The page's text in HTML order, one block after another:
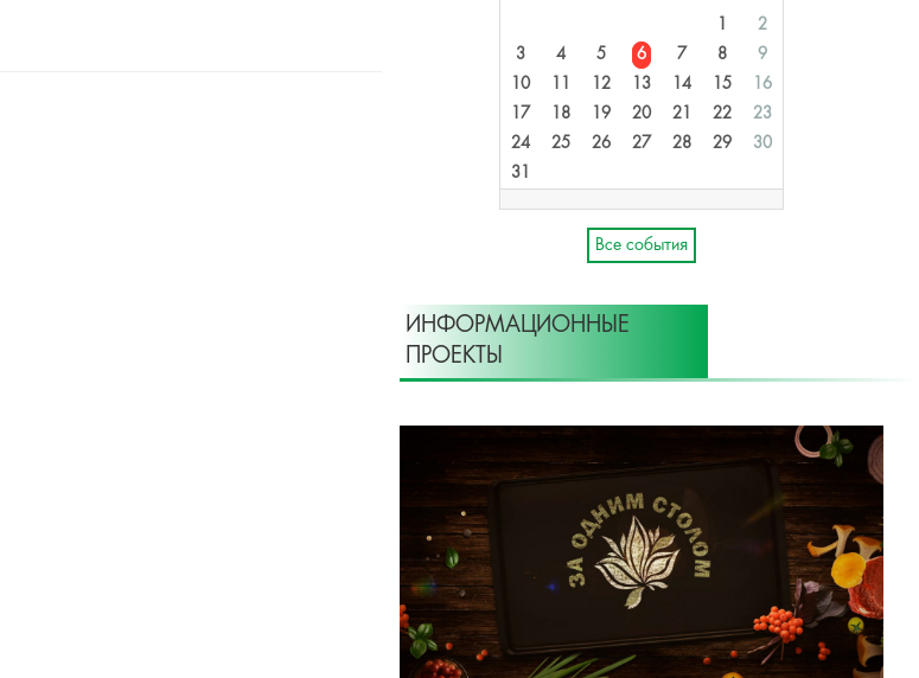
1
2
3
4 5 6 7 8
9
10
11 12 13 14 15
16
17
18 19 20 21 22
23
24
25 26 27 28 29
30
31
Все события
ИНФОРМАЦИОННЫЕ
ПРОЕКТЫ